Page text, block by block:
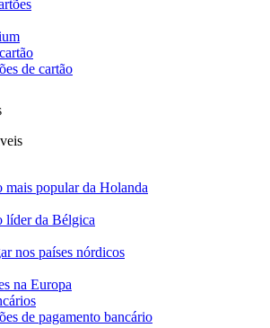
de cartão
mais popular da Holanda
líder da Bélgica
nos países nórdicos
na Europa
de pagamento bancário